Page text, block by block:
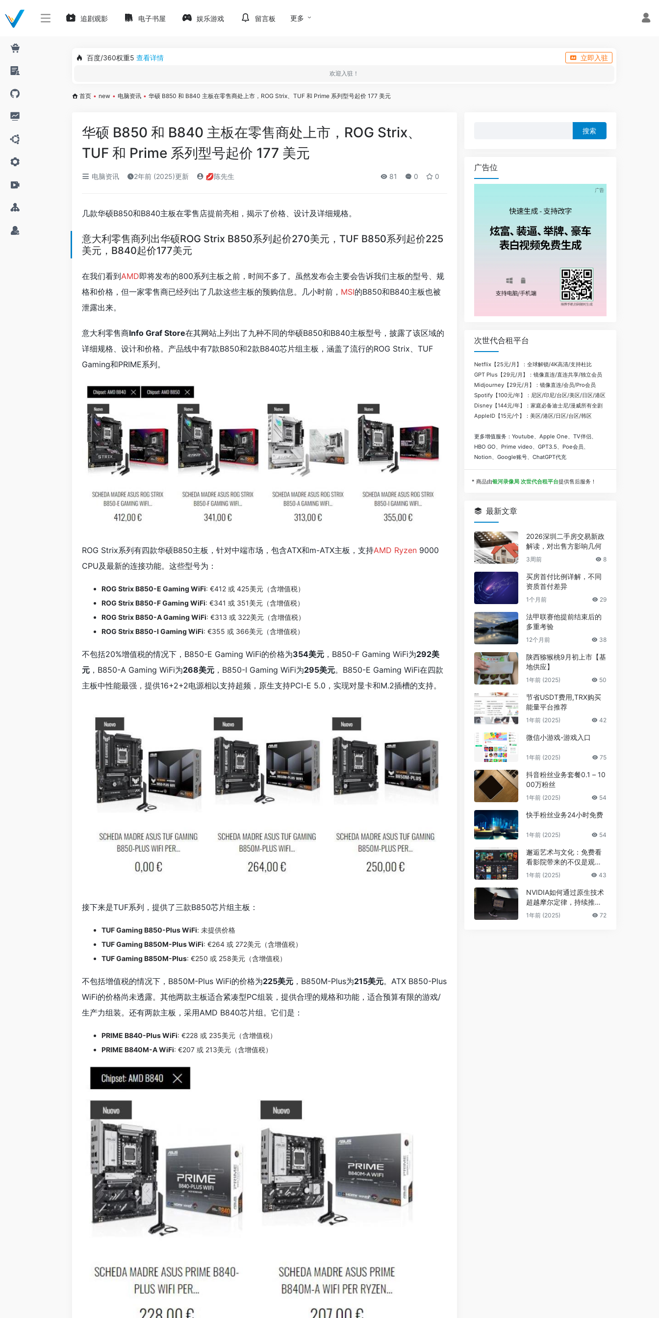
追剧观影 电子书屋 娱乐游戏 留言板 更多
百度/360权重5 查看详情 立即入驻
欢迎入驻！
首页 • new • 电脑资讯 • 华硕 B850 和 B840 主板在零售商处上市，ROG Strix、TUF 和 Prime 系列型号起价 177 美元
华硕 B850 和 B840 主板在零售商处上市，ROG Strix、
TUF 和 Prime 系列型号起价 177 美元
电脑资讯 2年前 (2025)更新 💋陈先生 81 0 0
几款华硕B850和B840主板在零售店提前亮相，揭示了价格、设计及详细规格。
意大利零售商列出华硕ROG Strix B850系列起价270美元，TUF B850系列起价225
美元，B840起价177美元
在我们看到AMD即将发布的800系列主板之前，时间不多了。虽然发布会主要会告诉我们主板的型号、规
格和价格，但一家零售商已经列出了几款这些主板的预购信息。几小时前， MSI的B850和B840主板也被
泄露出来。
意大利零售商Info Graf Store在其网站上列出了九种不同的华硕B850和B840主板型号，披露了该区域的
详细规格、设计和价格。产品线中有7款B850和2款B840芯片组主板，涵盖了流行的ROG Strix、TUF
Gaming和PRIME系列。
ROG Strix系列有四款华硕B850主板，针对中端市场，包含ATX和m-ATX主板，支持AMD Ryzen 9000
CPU及最新的连接功能。这些型号为：
ROG Strix B850-E Gaming WiFi: €412 或 425美元（含增值税）
ROG Strix B850-F Gaming WiFi: €341 或 351美元（含增值税）
ROG Strix B850-A Gaming WiFi: €313 或 322美元（含增值税）
ROG Strix B850-I Gaming WiFi: €355 或 366美元（含增值税）
不包括20%增值税的情况下，B850-E Gaming WiFi的价格为354美元 ，B850-F Gaming WiFi为292美
元 ，B850-A Gaming WiFi为268美元 ，B850-I Gaming WiFi为295美元。B850-E Gaming WiFi在四款
主板中性能最强，提供16+2+2电源相以支持超频，原生支持PCI-E 5.0，实现对显卡和M.2插槽的支持。
接下来是TUF系列，提供了三款B850芯片组主板：
TUF Gaming B850-Plus WiFi: 未提供价格
TUF Gaming B850M-Plus WiFi: €264 或 272美元（含增值税）
TUF Gaming B850M-Plus: €250 或 258美元（含增值税）
不包括增值税的情况下，B850M-Plus WiFi的价格为225美元 ，B850M-Plus为215美元。ATX B850-Plus
WiFi的价格尚未透露。其他两款主板适合紧凑型PC组装，提供合理的规格和功能，适合预算有限的游戏/
生产力组装。还有两款主板，采用AMD B840芯片组。它们是：
PRIME B840-Plus WiFi: €228 或 235美元（含增值税）
PRIME B840M-A WiFi: €207 或 213美元（含增值税）
广告位
次世代合租平台
Netflix【25元/月】：全球解锁/4K高清/支持杜比
GPT Plus【29元/月】：镜像直连/直连共享/独立会员
Midjourney【29元/月】：镜像直连/会员/Pro会员
Spotify【100元/年】：尼区/印尼/台区/美区/日区/港区
Disney【144元/年】：家庭必备迪士尼/漫威所有全剧
AppleID【15元/个】：美区/港区/日区/台区/韩区
更多增值服务：Youtube、Apple One、TV伴侣、
HBO GO、Prime video、GPT3.5、Poe会员、
Notion、Google账号、ChatGPT代充
* 商品由银河录像局 次世代合租平台提供售后服务！
最新文章
2026深圳二手房交易新政
解读，对出售方影响几何
3周前 8
买房首付比例详解，不同
资质首付差异
1个月前 29
法甲联赛他提前结束后的
多重考验
12个月前 38
陕西猕猴桃9月初上市【基
地供应】
1年前 (2025) 50
节省USDT费用,TRX购买
能量平台推荐
1年前 (2025) 42
微信小游戏-游戏入口
1年前 (2025) 75
抖音粉丝业务套餐0.1 – 10
00万粉丝
1年前 (2025) 54
快手粉丝业务24小时免费
1年前 (2025) 54
邂逅艺术与文化：免费看
看影院带来的不仅是观影
享受，更是精神的共鸣
1年前 (2025) 43
NVIDIA如何通过原生技术
超越摩尔定律，持续推进A
I发展
1年前 (2025) 72